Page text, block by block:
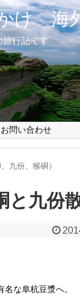
け 海
旅行記です
お問い合わせ
九份、猴硐）
と九份
な阜杭豆漿へ。